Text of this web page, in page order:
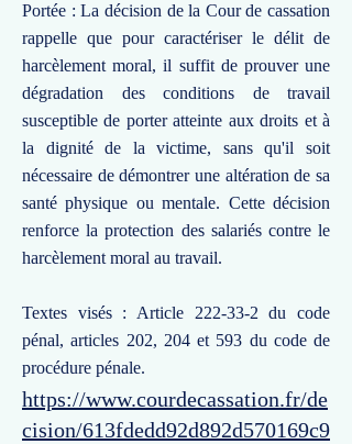
Portée : La décision de la Cour de cassation
rappelle que pour caractériser le délit de
harcèlement moral, il suffit de prouver une
dégradation des conditions de travail
susceptible de porter atteinte aux droits et à
la dignité de la victime, sans qu'il soit
nécessaire de démontrer une altération de sa
santé physique ou mentale. Cette décision
renforce la protection des salariés contre le
harcèlement moral au travail.
Textes visés : Article 222-33-2 du code
pénal, articles 202, 204 et 593 du code de
procédure pénale.
https://www.courdecassation.fr/de
cision/613fdedd92d892d570169c9